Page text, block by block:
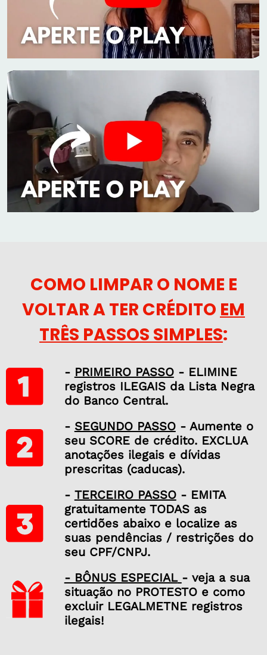
COMO LIMPAR O NOME E
VOLTAR A TER CRÉDITO EM
TRÊS PASSOS SIMPLES:
- PRIMEIRO PASSO- ELIMINE
registros ILEGAIS da Lista Negra
do Banco Central.
- SEGUNDO PASSO- Aumente o
seu SCORE de crédito. EXCLUA
anotações ilegais e dívidas
prescritas (caducas).
- TERCEIRO PASSO- EMITA
gratuitamente TODAS as
certidões abaixo e localize as
suas pendências / restrições do
seu CPF/CNPJ.
- BÔNUS ESPECIAL - veja a sua
situação no PROTESTO e como
excluir LEGALMETNE registros
ilegais!